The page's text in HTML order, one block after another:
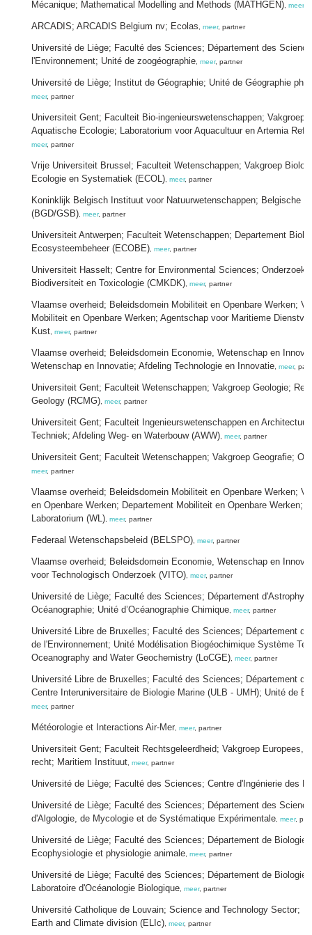
Mécanique; Mathematical Modelling and Methods (MATHGEN) meer
ARCADIS; ARCADIS Belgium nv; Ecolas meer, partner
Université de Liège; Faculté des Sciences; Département des
l'Environnement; Unité de zoogéographie meer, partner
Université de Liège; Institut de Géographie; Unité de Géographie
meer, partner
Universiteit Gent; Faculteit Bio-ingenieurswetenschappen; Vakgroep
Aquatische Ecologie; Laboratorium voor Aquacultuur en Artemia
meer, partner
Vrije Universiteit Brussel; Faculteit Wetenschappen; Vakgroep
Ecologie en Systematiek (ECOL) meer, partner
Koninklijk Belgisch Instituut voor Natuurwetenschappen; Belgische
(BGD/GSB) meer, partner
Universiteit Antwerpen; Faculteit Wetenschappen; Departement
Ecosysteembeheer (ECOBE) meer, partner
Universiteit Hasselt; Centre for Environmental Sciences;
Biodiversiteit en Toxicologie (CMKDK) meer, partner
Vlaamse overheid; Beleidsdomein Mobiliteit en Openbare Werken;
Mobiliteit en Openbare Werken; Agentschap voor Maritieme
Kust meer, partner
Vlaamse overheid; Beleidsdomein Economie, Wetenschap en
Wetenschap en Innovatie; Afdeling Technologie en Innovatie meer,
Universiteit Gent; Faculteit Wetenschappen; Vakgroep Geologie;
Geology (RCMG) meer, partner
Universiteit Gent; Faculteit Ingenieurswetenschappen en
Techniek; Afdeling Weg- en Waterbouw (AWW) meer, partner
Universiteit Gent; Faculteit Wetenschappen; Vakgroep Geografie;
meer, partner
Vlaamse overheid; Beleidsdomein Mobiliteit en Openbare Werken;
en Openbare Werken; Departement Mobiliteit en Openbare Werken;
Laboratorium (WL) meer, partner
Federaal Wetenschapsbeleid (BELSPO) meer, partner
Vlaamse overheid; Beleidsdomein Economie, Wetenschap en
voor Technologisch Onderzoek (VITO) meer, partner
Université de Liège; Faculté des Sciences; Département
Océanographie; Unité d’Océanographie Chimique meer, partner
Université Libre de Bruxelles; Faculté des Sciences; Département
de l'Environnement; Unité Modélisation Biogéochimique Système
Oceanography and Water Geochemistry (LoCGE) meer, partner
Université Libre de Bruxelles; Faculté des Sciences; Département
Centre Interuniversitaire de Biologie Marine (ULB - UMH); Unité de
meer, partner
Météorologie et Interactions Air-Mer meer, partner
Universiteit Gent; Faculteit Rechtsgeleerdheid; Vakgroep Europees,
recht; Maritiem Instituut meer, partner
Université de Liège; Faculté des Sciences; Centre d'Ingénierie des
Université de Liège; Faculté des Sciences; Département des
d'Algologie, de Mycologie et de Systématique Expérimentale meer,
Université de Liège; Faculté des Sciences; Département de
Ecophysiologie et physiologie animale meer, partner
Université de Liège; Faculté des Sciences; Département de
Laboratoire d'Océanologie Biologique meer, partner
Université Catholique de Louvain; Science and Technology Sector;
Earth and Climate division (ELIc) meer, partner